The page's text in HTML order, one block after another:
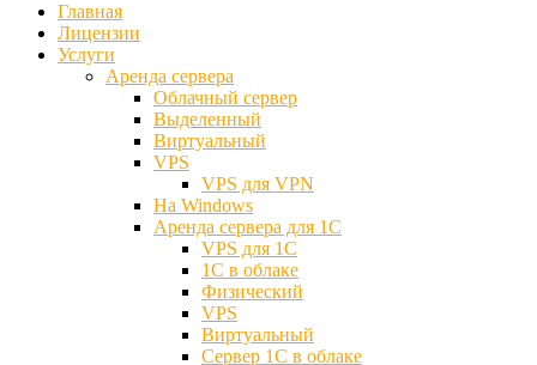
Главная
Лицензии
Услуги
Аренда сервера
Облачный сервер
Выделенный
Виртуальный
VPS
VPS для VPN
На Windows
Аренда сервера для 1С
VPS для 1С
1С в облаке
Физический
VPS
Виртуальный
Сервер 1С в облаке